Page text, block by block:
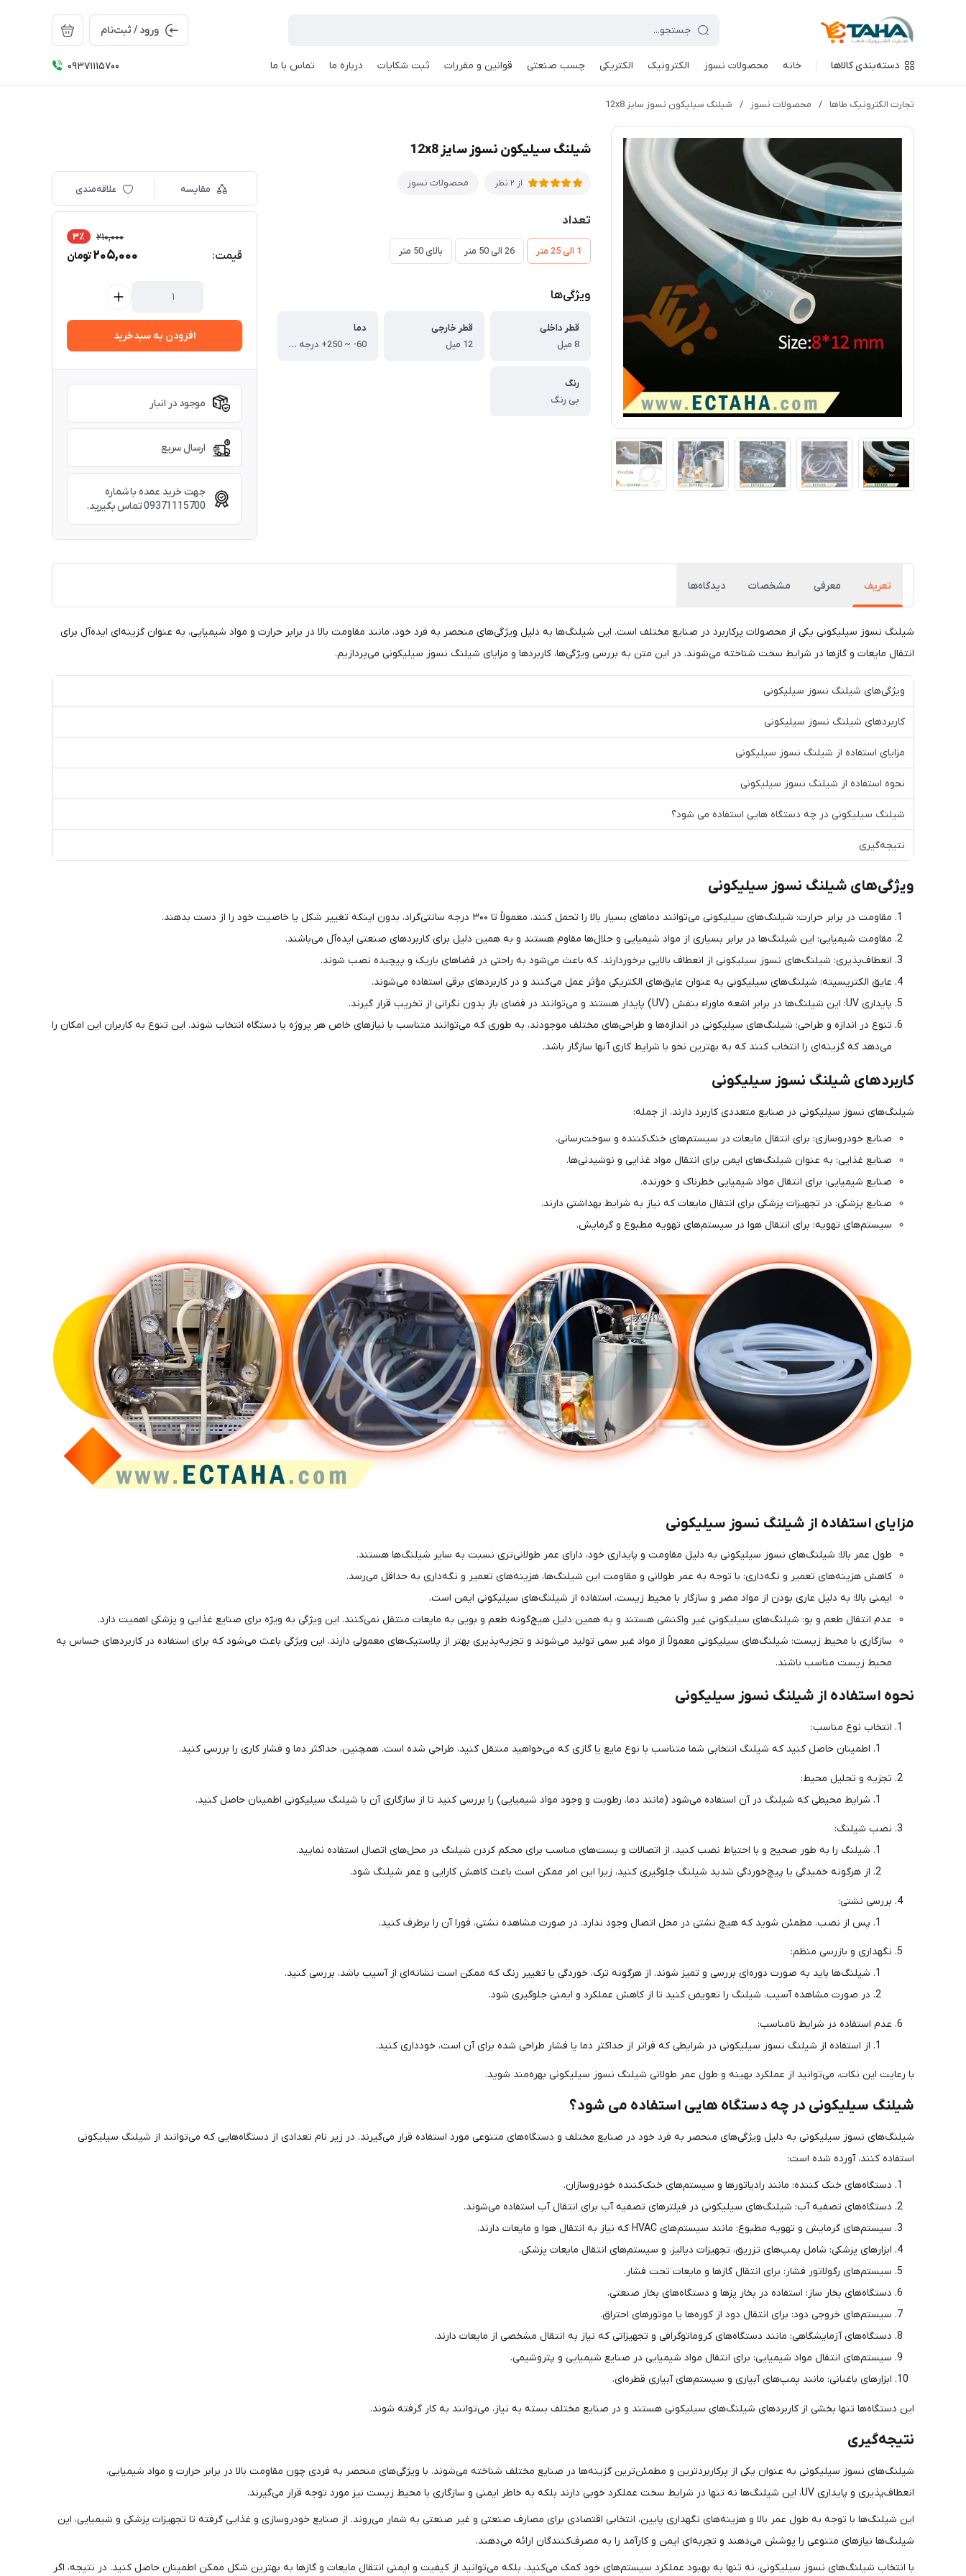
ورود / ثبت‌نام
دسته‌بندی کالاها خانه محصولات نسوز الکترونیک الکتریکی چسب صنعتی قوانین و مقررات ثبت شکایات درباره ما تماس با ما 09371115700
تجارت الکترونیک طاها / محصولات نسوز / شیلنگ سیلیکون نسوز سایز 12x8
شیلنگ سیلیکون نسوز سایز 12x8
از 2 نظر محصولات نسوز
تعداد
1 الی 25 متر 26 الی 50 متر بالای 50 متر
ویژگی‌ها
قطر داخلی
8 میل
قطر خارجی
12 میل
دما
60- ~ 250+ درجه سانتی گراد
رنگ
بی رنگ
مقایسه علاقه‌مندی
قیمت:
210,000 3٪
205,000تومان
افزودن به سبدخرید
موجود در انبار
ارسال سریع
جهت خرید عمده با شماره
09371115700 تماس بگیرید.
تعریف معرفی مشخصات دیدگاه‌ها
شیلنگ نسوز سیلیکونی یکی از محصولات پرکاربرد در صنایع مختلف است. این شیلنگ‌ها به دلیل ویژگی‌های منحصر به فرد خود، مانند مقاومت بالا در برابر حرارت و مواد شیمیایی، به عنوان گزینه‌ای ایده‌آل برای
انتقال مایعات و گازها در شرایط سخت شناخته می‌شوند. در این متن به بررسی ویژگی‌ها، کاربردها و مزایای شیلنگ نسوز سیلیکونی می‌پردازیم.
ویژگی‌های شیلنگ نسوز سیلیکونی
کاربردهای شیلنگ نسوز سیلیکونی
مزایای استفاده از شیلنگ نسوز سیلیکونی
نحوه استفاده از شیلنگ نسوز سیلیکونی
شیلنگ سیلیکونی در چه دستگاه هایی استفاده می شود؟
نتیجه‌گیری
ویژگی‌های شیلنگ نسوز سیلیکونی
مقاومت در برابر حرارت: شیلنگ‌های سیلیکونی می‌توانند دماهای بسیار بالا را تحمل کنند، معمولاً تا ۳۰۰ درجه سانتی‌گراد، بدون اینکه تغییر شکل یا خاصیت خود را از دست بدهند.
مقاومت شیمیایی: این شیلنگ‌ها در برابر بسیاری از مواد شیمیایی و حلال‌ها مقاوم هستند و به همین دلیل برای کاربردهای صنعتی ایده‌آل می‌باشند.
انعطاف‌پذیری: شیلنگ‌های نسوز سیلیکونی از انعطاف بالایی برخوردارند، که باعث می‌شود به راحتی در فضاهای باریک و پیچیده نصب شوند.
عایق الکتریسیته: شیلنگ‌های سیلیکونی به عنوان عایق‌های الکتریکی مؤثر عمل می‌کنند و در کاربردهای برقی استفاده می‌شوند.
پایداری UV: این شیلنگ‌ها در برابر اشعه ماوراء بنفش (UV) پایدار هستند و می‌توانند در فضای باز بدون نگرانی از تخریب قرار گیرند.
تنوع در اندازه و طراحی: شیلنگ‌های سیلیکونی در اندازه‌ها و طراحی‌های مختلف موجودند، به طوری که می‌توانند متناسب با نیازهای خاص هر پروژه یا دستگاه انتخاب شوند. این تنوع به کاربران این امکان را
می‌دهد که گزینه‌ای را انتخاب کنند که به بهترین نحو با شرایط کاری آنها سازگار باشد.
کاربردهای شیلنگ نسوز سیلیکونی
شیلنگ‌های نسوز سیلیکونی در صنایع متعددی کاربرد دارند، از جمله:
صنایع خودروسازی: برای انتقال مایعات در سیستم‌های خنک‌کننده و سوخت‌رسانی.
صنایع غذایی: به عنوان شیلنگ‌های ایمن برای انتقال مواد غذایی و نوشیدنی‌ها.
صنایع شیمیایی: برای انتقال مواد شیمیایی خطرناک و خورنده.
صنایع پزشکی: در تجهیزات پزشکی برای انتقال مایعات که نیاز به شرایط بهداشتی دارند.
سیستم‌های تهویه: برای انتقال هوا در سیستم‌های تهویه مطبوع و گرمایش.
مزایای استفاده از شیلنگ نسوز سیلیکونی
طول عمر بالا: شیلنگ‌های نسوز سیلیکونی به دلیل مقاومت و پایداری خود، دارای عمر طولانی‌تری نسبت به سایر شیلنگ‌ها هستند.
کاهش هزینه‌های تعمیر و نگه‌داری: با توجه به عمر طولانی و مقاومت این شیلنگ‌ها، هزینه‌های تعمیر و نگه‌داری به حداقل می‌رسد.
ایمنی بالا: به دلیل عاری بودن از مواد مضر و سازگار با محیط زیست، استفاده از شیلنگ‌های سیلیکونی ایمن است.
عدم انتقال طعم و بو: شیلنگ‌های سیلیکونی غیر واکنشی هستند و به همین دلیل هیچ‌گونه طعم و بویی به مایعات منتقل نمی‌کنند. این ویژگی به ویژه برای صنایع غذایی و پزشکی اهمیت دارد.
سازگاری با محیط زیست: شیلنگ‌های سیلیکونی معمولاً از مواد غیر سمی تولید می‌شوند و تجزیه‌پذیری بهتر از پلاستیک‌های معمولی دارند. این ویژگی باعث می‌شود که برای استفاده در کاربردهای حساس به
محیط زیست مناسب باشند.
نحوه استفاده از شیلنگ نسوز سیلیکونی
انتخاب نوع مناسب:
اطمینان حاصل کنید که شیلنگ انتخابی شما متناسب با نوع مایع یا گازی که می‌خواهید منتقل کنید، طراحی شده است. همچنین، حداکثر دما و فشار کاری را بررسی کنید.
تجزیه و تحلیل محیط:
شرایط محیطی که شیلنگ در آن استفاده می‌شود (مانند دما، رطوبت و وجود مواد شیمیایی) را بررسی کنید تا از سازگاری آن با شیلنگ سیلیکونی اطمینان حاصل کنید.
نصب شیلنگ:
شیلنگ را به طور صحیح و با احتیاط نصب کنید. از اتصالات و بست‌های مناسب برای محکم کردن شیلنگ در محل‌های اتصال استفاده نمایید.
از هرگونه خمیدگی یا پیچ‌خوردگی شدید شیلنگ جلوگیری کنید، زیرا این امر ممکن است باعث کاهش کارایی و عمر شیلنگ شود.
بررسی نشتی:
پس از نصب، مطمئن شوید که هیچ نشتی در محل اتصال وجود ندارد. در صورت مشاهده نشتی، فورا آن را برطرف کنید.
نگهداری و بازرسی منظم:
شیلنگ‌ها باید به صورت دوره‌ای بررسی و تمیز شوند. از هرگونه ترک، خوردگی یا تغییر رنگ که ممکن است نشانه‌ای از آسیب باشد، بررسی کنید.
در صورت مشاهده آسیب، شیلنگ را تعویض کنید تا از کاهش عملکرد و ایمنی جلوگیری شود.
عدم استفاده در شرایط نامناسب:
از استفاده از شیلنگ نسوز سیلیکونی در شرایطی که فراتر از حداکثر دما یا فشار طراحی شده برای آن است، خودداری کنید.
با رعایت این نکات، می‌توانید از عملکرد بهینه و طول عمر طولانی شیلنگ نسوز سیلیکونی بهره‌مند شوید.
شیلنگ سیلیکونی در چه دستگاه هایی استفاده می شود؟
شیلنگ‌های نسوز سیلیکونی به دلیل ویژگی‌های منحصر به فرد خود در صنایع مختلف و دستگاه‌های متنوعی مورد استفاده قرار می‌گیرند. در زیر نام تعدادی از دستگاه‌هایی که می‌توانند از شیلنگ سیلیکونی
استفاده کنند، آورده شده است:
دستگاه‌های خنک کننده: مانند رادیاتورها و سیستم‌های خنک‌کننده خودروسازان.
دستگاه‌های تصفیه آب: شیلنگ‌های سیلیکونی در فیلترهای تصفیه آب برای انتقال آب استفاده می‌شوند.
سیستم‌های گرمایش و تهویه مطبوع: مانند سیستم‌های HVAC که نیاز به انتقال هوا و مایعات دارند.
ابزارهای پزشکی: شامل پمپ‌های تزریق، تجهیزات دیالیز، و سیستم‌های انتقال مایعات پزشکی.
سیستم‌های رگولاتور فشار: برای انتقال گازها و مایعات تحت فشار.
دستگاه‌های بخار ساز: استفاده در بخار پزها و دستگاه‌های بخار صنعتی.
سیستم‌های خروجی دود: برای انتقال دود از کوره‌ها یا موتورهای احتراق.
دستگاه‌های آزمایشگاهی: مانند دستگاه‌های کروماتوگرافی و تجهیزاتی که نیاز به انتقال مشخصی از مایعات دارند.
سیستم‌های انتقال مواد شیمیایی: برای انتقال مواد شیمیایی در صنایع شیمیایی و پتروشیمی.
ابزارهای باغبانی: مانند پمپ‌های آبیاری و سیستم‌های آبیاری قطره‌ای.
این دستگاه‌ها تنها بخشی از کاربردهای شیلنگ‌های سیلیکونی هستند و در صنایع مختلف بسته به نیاز، می‌توانند به کار گرفته شوند.
نتیجه‌گیری
شیلنگ‌های نسوز سیلیکونی به عنوان یکی از پرکاربردترین و مطمئن‌ترین گزینه‌ها در صنایع مختلف شناخته می‌شوند. با ویژگی‌های منحصر به فردی چون مقاومت بالا در برابر حرارت و مواد شیمیایی،
انعطاف‌پذیری و پایداری UV، این شیلنگ‌ها نه تنها در شرایط سخت عملکرد خوبی دارند بلکه به خاطر ایمنی و سازگاری با محیط زیست نیز مورد توجه قرار می‌گیرند.
این شیلنگ‌ها با توجه به طول عمر بالا و هزینه‌های نگهداری پایین، انتخابی اقتصادی برای مصارف صنعتی و غیر صنعتی به شمار می‌روند. از صنایع خودروسازی و غذایی گرفته تا تجهیزات پزشکی و شیمیایی، این
شیلنگ‌ها نیازهای متنوعی را پوشش می‌دهند و تجربه‌ای ایمن و کارآمد را به مصرف‌کنندگان ارائه می‌دهند.
با انتخاب شیلنگ‌های نسوز سیلیکونی، نه تنها به بهبود عملکرد سیستم‌های خود کمک می‌کنید، بلکه می‌توانید از کیفیت و ایمنی انتقال مایعات و گازها به بهترین شکل ممکن اطمینان حاصل کنید. در نتیجه، اگر